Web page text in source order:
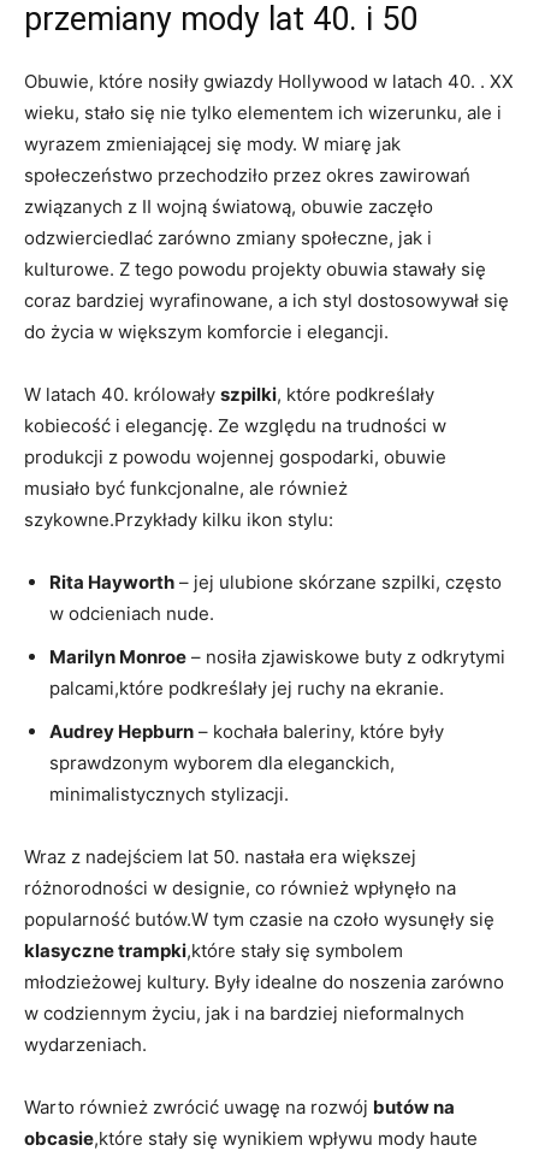
przemiany mody lat 40. i 50
Obuwie, które nosiły gwiazdy Hollywood w latach 40. . XX
wieku, stało się nie tylko elementem ich wizerunku, ale i
wyrazem zmieniającej się mody. W miarę jak
społeczeństwo przechodziło przez okres zawirowań
związanych z II wojną światową, obuwie zaczęło
odzwierciedlać zarówno zmiany społeczne, jak i
kulturowe. Z tego powodu projekty obuwia stawały się
coraz bardziej wyrafinowane, a ich styl dostosowywał się
do życia w większym komforcie i elegancji.
W latach 40. królowały szpilki, które podkreślały
kobiecość i elegancję. Ze względu na trudności w
produkcji z powodu wojennej gospodarki, obuwie
musiało być funkcjonalne, ale również
szykowne.Przykłady kilku ikon stylu:
Rita Hayworth – jej ulubione skórzane szpilki, często
w odcieniach nude.
Marilyn Monroe – nosiła zjawiskowe buty z odkrytymi
palcami,które podkreślały jej ruchy na ekranie.
Audrey Hepburn – kochała baleriny, które były
sprawdzonym wyborem dla eleganckich,
minimalistycznych stylizacji.
Wraz z nadejściem lat 50. nastała era większej
różnorodności w designie, co również wpłynęło na
popularność butów.W tym czasie na czoło wysunęły się
klasyczne trampki,które stały się symbolem
młodzieżowej kultury. Były idealne do noszenia zarówno
w codziennym życiu, jak i na bardziej nieformalnych
wydarzeniach.
Warto również zwrócić uwagę na rozwój butów na
obcasie,które stały się wynikiem wpływu mody haute